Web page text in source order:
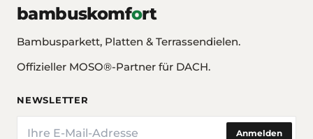
bambuskomfort
Bambusparkett, Platten & Terrassendielen.
Offizieller MOSO®-Partner für DACH.
NEWSLETTER
E-Mail
Anmelden